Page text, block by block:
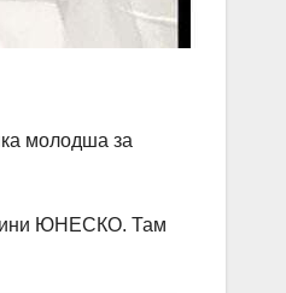
молодша за
ЮНЕСКО. Там